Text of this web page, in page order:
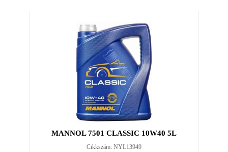
MANNOL 7501 CLASSIC 10W40 5L
Cikkszám: NYL13949